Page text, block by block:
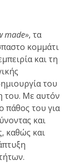
made», τα
κομμάτι
και τη
του
του. Με αυτόν
πάθος του για
και
καθώς και